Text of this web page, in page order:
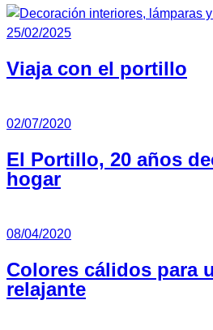
25/02/2025
Viaja con el portillo
02/07/2020
El Portillo, 20 años
hogar
08/04/2020
Colores cálidos para
relajante